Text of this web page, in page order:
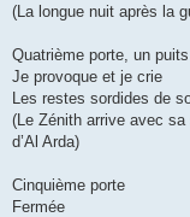
(La longue nuit après la
Quatrième porte, un
Je provoque et je crie
Les restes sordides de
(Le Zénith arrive avec
d’Al Arda)
Cinquième porte
Fermée